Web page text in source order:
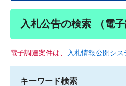
入札公告の検索 （電子
電子調達案件は、 入札情報公開シス
キーワード検索